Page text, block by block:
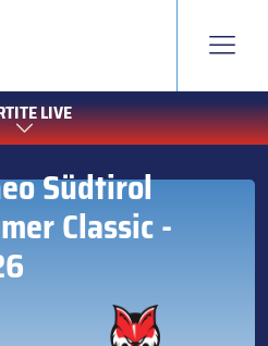
LIVE
Südtirol
Classic -